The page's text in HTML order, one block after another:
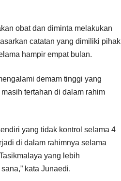
obat dan diminta melakukan
catatan yang dimiliki pihak
hampir empat bulan.
demam tinggi yang
tertahan di dalam rahim
yang tidak kontrol selama 4
di dalam rahimnya selama
yang lebih
kata Junaedi.